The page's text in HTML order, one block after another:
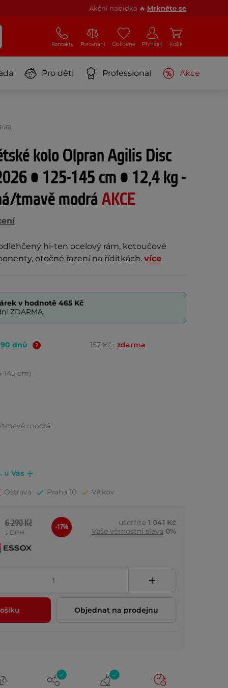
Akční nabídka 🔥 Mrkněte se
Kontakty Porovnání Oblíbené Přihlásit Košík
Pro děti Professional Akce
kolo Olpran Agilis Disc
• 125-145 cm • 12,4 kg -
tmavě modráAKCE
hi-ten ocelový rám, kotoučové
otočné řazení na řídítkách. více
v hodnotě 465 Kč
ZDARMA
dnů 157 Kč zdarma
145 cm)
tmavě modrá
u Vás
Ostrava Praha 10 Vítkov
6 290 Kč
s DPH
-17% ušetříte 1 041 Kč
Vaše věrnostní sleva 0%
Objednat na prodejnu